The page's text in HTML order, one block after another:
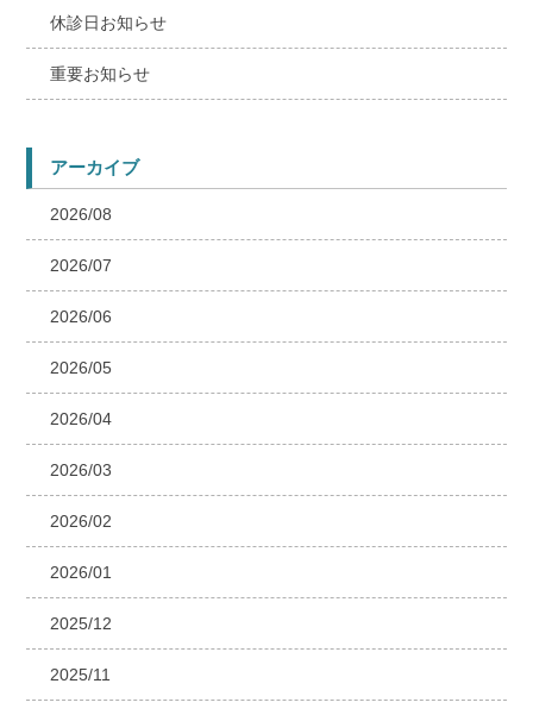
休診日お知らせ
重要お知らせ
アーカイブ
2026/08
2026/07
2026/06
2026/05
2026/04
2026/03
2026/02
2026/01
2025/12
2025/11